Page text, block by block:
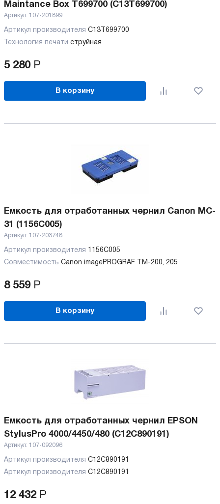
Maintance Box T699700 (C13T699700)
Артикул: 107-201899
Артикул производителя C13T699700
Технология печати струйная
5 280 Р
В корзину
Емкость для отработанных чернил Canon MC-
31 (1156C005)
Артикул: 107-203748
Артикул производителя 1156C005
Совместимость Canon imagePROGRAF TM-200, 205
8 559 Р
В корзину
Емкость для отработанных чернил EPSON
StylusPro 4000/4450/480 (C12C890191)
Артикул: 107-092096
Артикул производителя C12C890191
Артикул производителя C12C890191
12 432 Р